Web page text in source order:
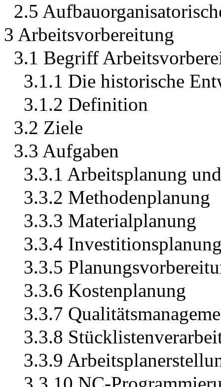
2.5
3 Arbeitsvorbereitung
3.1 Begriff
3.1.1 Die historische
3.1.2 Definition
3.2 Ziele
3.3 Aufgaben
3.3.1 Arbeitsplanung
3.3.2 Methodenplanung
3.3.3 Materialplanung
3.3.4
3.3.5
3.3.6 Kostenplanung
3.3.7
3.3.8
3.3.9